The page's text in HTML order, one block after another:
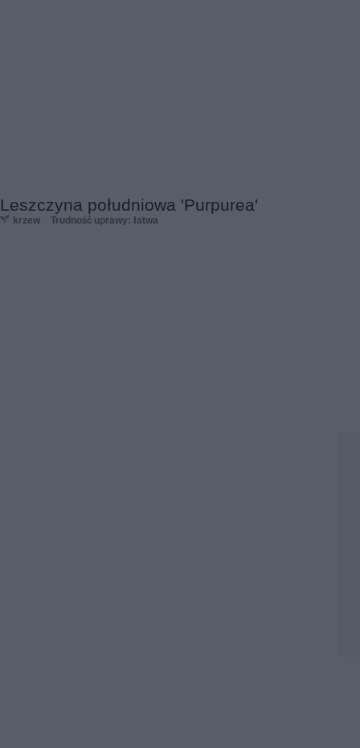
Leszczyna południowa 'Purpurea'
krzew Trudność uprawy: łatwa